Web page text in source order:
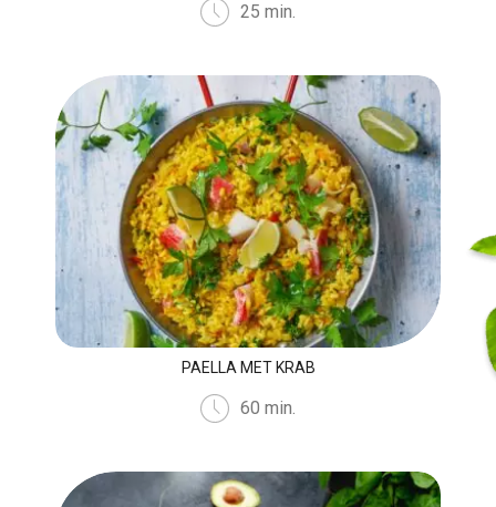
25 min.
PAELLA MET KRAB
60 min.